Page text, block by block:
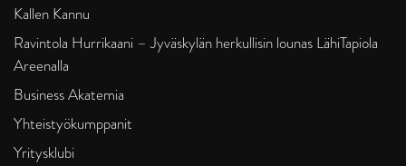
Kallen Kannu
Ravintola Hurrikaani – Jyväskylän herkullisin lounas LähiTapiola
Areenalla
Business Akatemia
Yhteistyökumppanit
Yritysklubi